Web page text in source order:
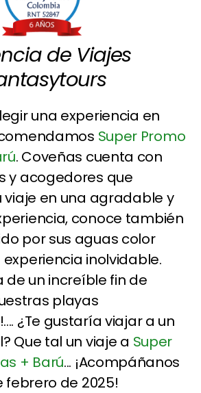
de Viajes
una experiencia en
Super Promo
. Coveñas cuenta con
y acogedores que
viaje en una agradable y
conoce también
por sus aguas color
inolvidable.
de un increíble fin de
playas
¿Te gustaría viajar a un
Que tal un viaje a Super
+ Barú... ¡Acompáñanos
febrero de 2025!